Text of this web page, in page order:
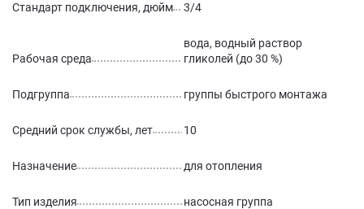
Стандарт подключения, дюйм 3/4
Рабочая среда
вода, водный раствор
гликолей (до 30 %)
Подгруппа группы быстрого монтажа
Средний срок службы, лет 10
Назначение для отопления
Тип изделия насосная группа